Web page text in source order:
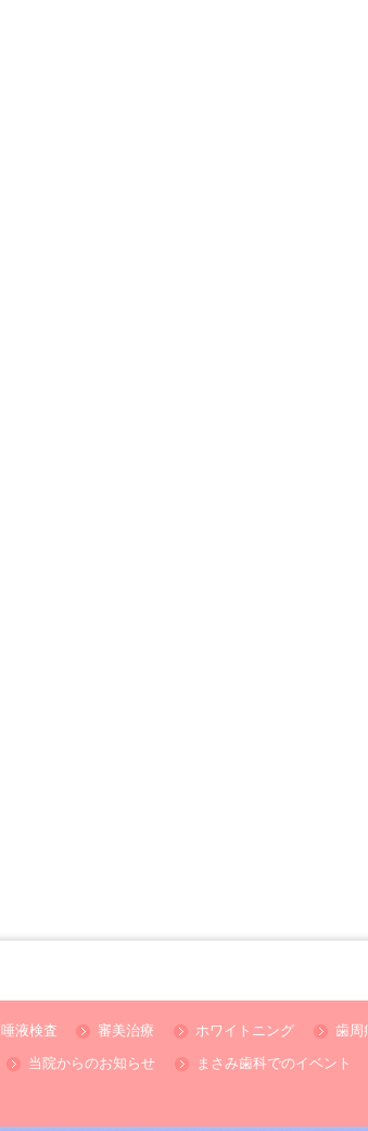
唾液検査 審美治療 ホワイトニング 歯周
当院からのお知らせ まさみ歯科でのイベント